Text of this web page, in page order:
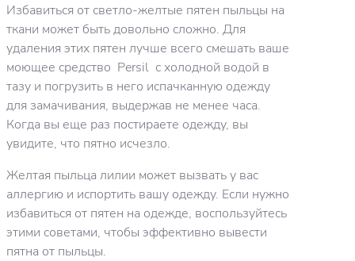
Избавиться от светло-желтые пятен пыльцы на
ткани может быть довольно сложно. Для
удаления этих пятен лучше всего смешать ваше
моющее средство Persil с холодной водой в
тазу и погрузить в него испачканную одежду
для замачивания, выдержав не менее часа.
Когда вы еще раз постираете одежду, вы
увидите, что пятно исчезло.
Желтая пыльца лилии может вызвать у вас
аллергию и испортить вашу одежду. Если нужно
избавиться от пятен на одежде, воспользуйтесь
этими советами, чтобы эффективно вывести
пятна от пыльцы.